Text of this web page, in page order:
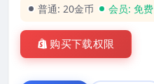
普通: 20金币 会员: 免费
购买下载权限